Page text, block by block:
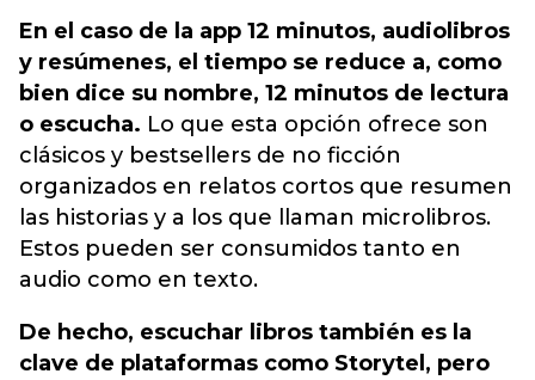
En el caso de la app 12 minutos, audiolibros
y resúmenes, el tiempo se reduce a, como
bien dice su nombre, 12 minutos de lectura
o escucha. Lo que esta opción ofrece son
clásicos y bestsellers de no ficción
organizados en relatos cortos que resumen
las historias y a los que llaman microlibros.
Estos pueden ser consumidos tanto en
audio como en texto.
De hecho, escuchar libros también es la
clave de plataformas como Storytel, pero